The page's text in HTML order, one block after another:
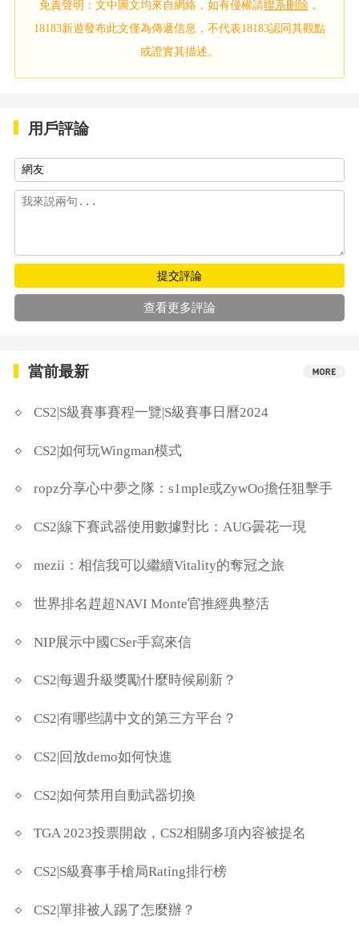
免責聲明：文中圖文均來自網絡，如有侵權請聯系刪除 ，
18183新遊發布此文僅為傳遞信息，不代表18183認同其觀點
或證實其描述。
用戶評論
提交評論
查看更多評論
當前最新
CS2|S級賽事賽程一覽|S級賽事日曆2024
CS2|如何玩Wingman模式
ropz分享心中夢之隊：s1mple或ZywOo擔任狙擊手
CS2|線下賽武器使用數據對比：AUG曇花一現
mezii：相信我可以繼續Vitality的奪冠之旅
世界排名趕超NAVI Monte官推經典整活
NIP展示中國CSer手寫來信
CS2|每週升級獎勵什麼時候刷新？
CS2|有哪些講中文的第三方平台？
CS2|回放demo如何快進
CS2|如何禁用自動武器切換
TGA 2023投票開啟，CS2相關多項內容被提名
CS2|S級賽事手槍局Rating排行榜
CS2|單排被人踢了怎麼辦？